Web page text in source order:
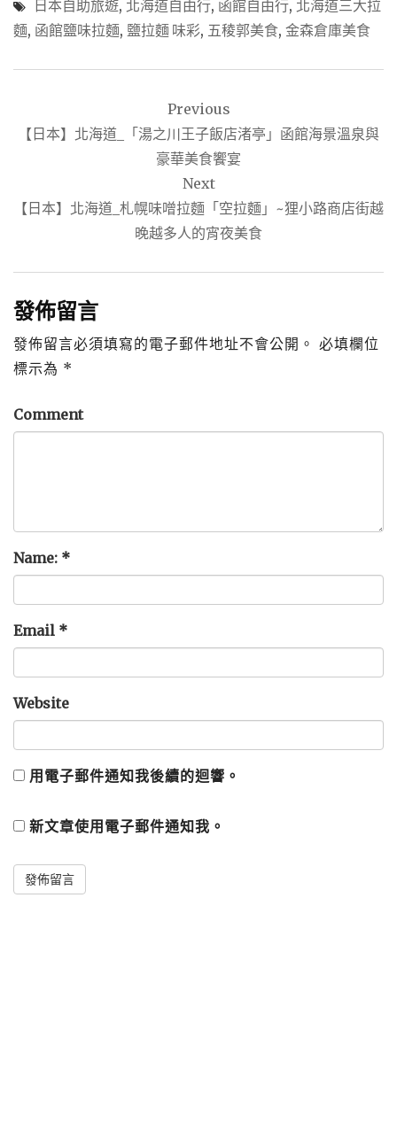
日本自助旅遊, 北海道自由行, 函館自由行, 北海道三大拉
麵, 函館鹽味拉麵, 鹽拉麵 味彩, 五稜郭美食, 金森倉庫美食
章
導
Previous
【日本】北海道_「湯之川王子飯店渚亭」函館海景溫泉與
豪華美食饗宴
Next
【日本】北海道_札幌味噌拉麵「空拉麵」~狸小路商店街越
晚越多人的宵夜美食
發佈留言
發佈留言必須填寫的電子郵件地址不會公開。 必填欄位
標示為 *
Comment
Name: *
Email *
Website
用電子郵件通知我後續的迴響。
新文章使用電子郵件通知我。